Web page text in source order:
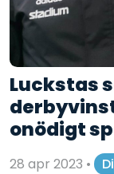
Luckstas
onödigt
28 apr 2023 •